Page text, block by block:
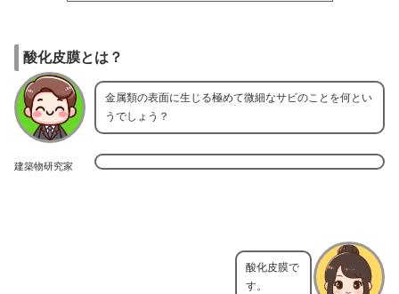
酸化皮膜とは？
建築物研究家
金属類の表面に生じる極めて微細なサビのことを何とい
うでしょう？
酸化皮膜で
す。